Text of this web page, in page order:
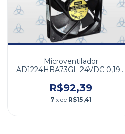
Microventilador
AD1224HBA73GL 24VDC 0,19A
R$92,39
7 x de R$15,41